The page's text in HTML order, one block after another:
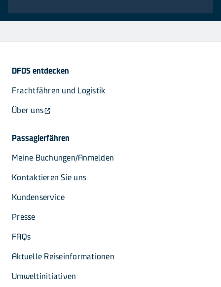
DFDS entdecken
Frachtfähren und Logistik
Über uns
Passagierfähren
Meine Buchungen/Anmelden
Kontaktieren Sie uns
Kundenservice
Presse
FAQs
Aktuelle Reiseinformationen
Umweltinitiativen